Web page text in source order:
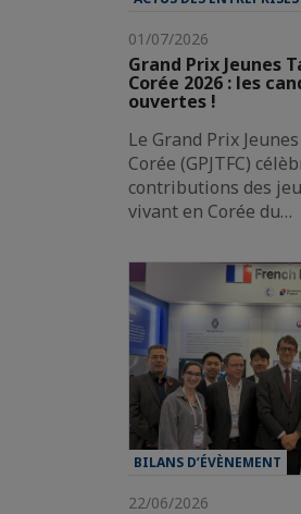
01/07/2026
Grand Prix Jeunes
Corée 2026 : les
ouvertes !
Le Grand Prix
Corée (GPJTFC)
contributions des
vivant en Corée du…
BILANS D’ÉVÈNEMENT
22/06/2026